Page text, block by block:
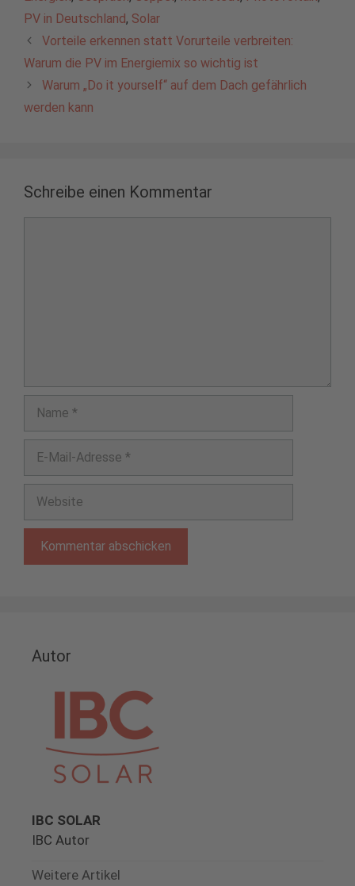
PV in Deutschland, Solar
Vorteile erkennen statt Vorurteile verbreiten:
Warum die PV im Energiemix so wichtig ist
Warum „Do it yourself“ auf dem Dach gefährlich
werden kann
Schreibe einen Kommentar
Mail-
Adresse
Autor
IBC SOLAR
IBC Autor
Weitere Artikel